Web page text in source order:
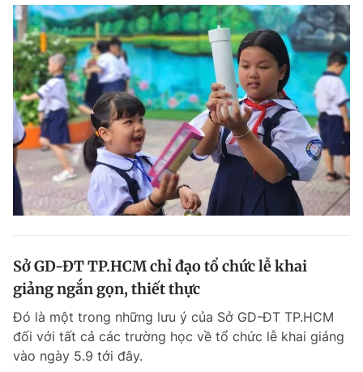
Sở GD-ĐT TP.HCM chỉ đạo tổ chức lễ khai
giảng ngắn gọn, thiết thực
Đó là một trong những lưu ý của Sở GD-ĐT TP.HCM
đối với tất cả các trường học về tổ chức lễ khai giảng
vào ngày 5.9 tới đây.